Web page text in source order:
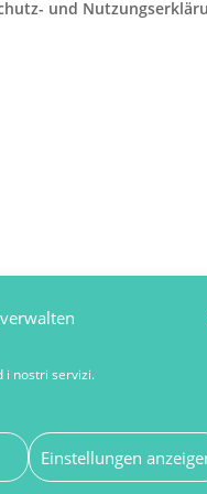
i nostri servizi.
Einstellungen
und
DAILY: 09:00.
HOLIDAYS: